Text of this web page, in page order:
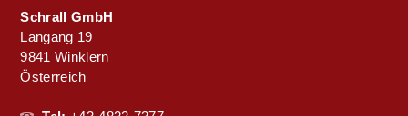
Schrall GmbH
Langang 19
9841 Winklern
Österreich